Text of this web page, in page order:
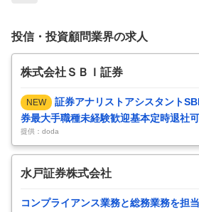
投信・投資顧問業界の求人
株式会社ＳＢＩ証券
NEW
証券アナリストアシスタント
券最大手職種未経験歓迎基本定時退社
提供：doda
水戸証券株式会社
コンプライアンス業務と総務業務を担